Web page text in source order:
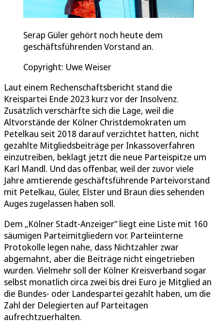
Serap Güler gehört noch heute dem
geschäftsführenden Vorstand an.
Copyright: Uwe Weiser
Laut einem Rechenschaftsbericht stand die
Kreispartei Ende 2023 kurz vor der Insolvenz.
Zusätzlich verschärfte sich die Lage, weil die
Altvorstände der Kölner Christdemokraten um
Petelkau seit 2018 darauf verzichtet hatten, nicht
gezahlte Mitgliedsbeiträge per Inkassoverfahren
einzutreiben, beklagt jetzt die neue Parteispitze um
Karl Mandl. Und das offenbar, weil der zuvor viele
Jahre amtierende geschäftsführende Parteivorstand
mit Petelkau, Güler, Elster und Braun dies sehenden
Auges zugelassen haben soll.
Dem „Kölner Stadt-Anzeiger“ liegt eine Liste mit 160
säumigen Parteimitgliedern vor. Parteiinterne
Protokolle legen nahe, dass Nichtzahler zwar
abgemahnt, aber die Beiträge nicht eingetrieben
wurden. Vielmehr soll der Kölner Kreisverband sogar
selbst monatlich circa zwei bis drei Euro je Mitglied an
die Bundes- oder Landespartei gezahlt haben, um die
Zahl der Delegierten auf Parteitagen
aufrechtzuerhalten.